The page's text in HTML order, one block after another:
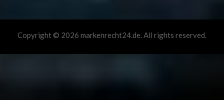
Copyright © 2026 markenrecht24.de. All rights reserved.